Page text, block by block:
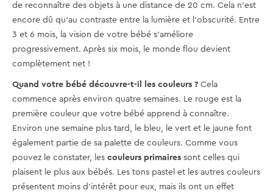
de reconnaître des objets à une distance de 20 cm. Cela n'est
encore dû qu'au contraste entre la lumière et l'obscurité. Entre
3 et 6 mois, la vision de votre bébé s'améliore
progressivement. Après six mois, le monde flou devient
complètement net !
Quand votre bébé découvre-t-il les couleurs ? Cela
commence après environ quatre semaines. Le rouge est la
première couleur que votre bébé apprend à connaître.
Environ une semaine plus tard, le bleu, le vert et le jaune font
également partie de sa palette de couleurs. Comme vous
pouvez le constater, les couleurs primaires sont celles qui
plaisent le plus aux bébés. Les tons pastel et les autres couleurs
présentent moins d'intérêt pour eux, mais ils ont un effet